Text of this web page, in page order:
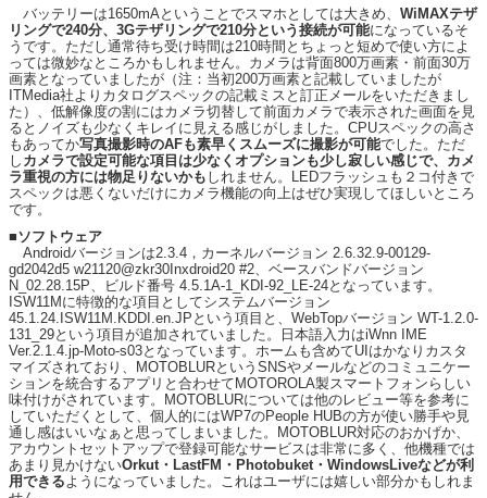
バッテリーは1650mAということでスマホとしては大きめ、 WiMAXテザ
リングで240分、3Gテザリングで210分という接続が可能になっているそ
うです。ただし通常待ち受け時間は210時間とちょっと短めで使い方によ
っては微妙なところかもしれません。カメラは背面800万画素・前面30万
画素となっていましたが（注：当初200万画素と記載していましたが
ITMedia社よりカタログスペックの記載ミスと訂正メールをいただきまし
た）、低解像度の割にはカメラ切替して前面カメラで表示された画面を見
るとノイズも少なくキレイに見える感じがしました。CPUスペックの高さ
もあってか写真撮影時のAFも素早くスムーズに撮影が可能でした。ただ
し カメラで設定可能な項目は少なくオプションも少し寂しい感じで、カメ
ラ重視の方には物足りないかも しれません。LEDフラッシュも２コ付きで
スペックは悪くないだけにカメラ機能の向上はぜひ実現してほしいところ
です。
■ソフトウェア
Androidバージョンは2.3.4，カーネルバージョン 2.6.32.9-00129-
gd2042d5 w21120@zkr30Inxdroid20 #2、ベースバンドバージョン
N_02.28.15P、ビルド番号 4.5.1A-1_KDI-92_LE-24となっています。
ISW11Mに特徴的な項目としてシステムバージョン
45.1.24.ISW11M.KDDI.en.JPという項目と、WebTopバージョン WT-1.2.0-
131_29という項目が追加されていました。日本語入力はiWnn IME
Ver.2.1.4.jp-Moto-s03となっています。ホームも含めてUIはかなりカスタ
マイズされており、MOTOBLURというSNSやメールなどのコミュニケー
ションを統合するアプリと合わせてMOTOROLA製スマートフォンらしい
味付けがされています。MOTOBLURについては他のレビュー等を参考に
していただくとして、個人的にはWP7のPeople HUBの方が使い勝手や見
通し感はいいなぁと思ってしまいました。MOTOBLUR対応のおかげか、
アカウントセットアップで登録可能なサービスは非常に多く、他機種では
あまり見かけないOrkut・LastFM・Photobuket・WindowsLiveなどが利
用できるようになっていました。これはユーザには嬉しい部分かもしれま